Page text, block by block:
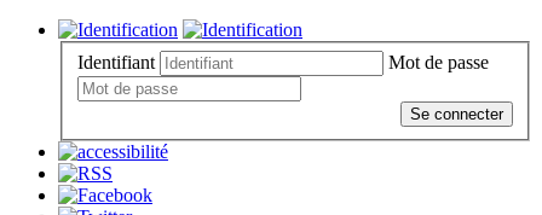
Identifiant Mot de passe
Se connecter